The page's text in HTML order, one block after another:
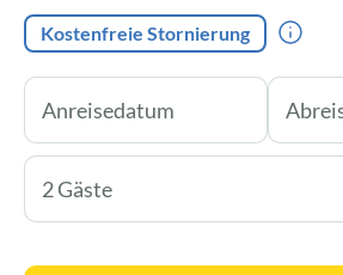
Kostenfreie Stornierung
2 Gäste